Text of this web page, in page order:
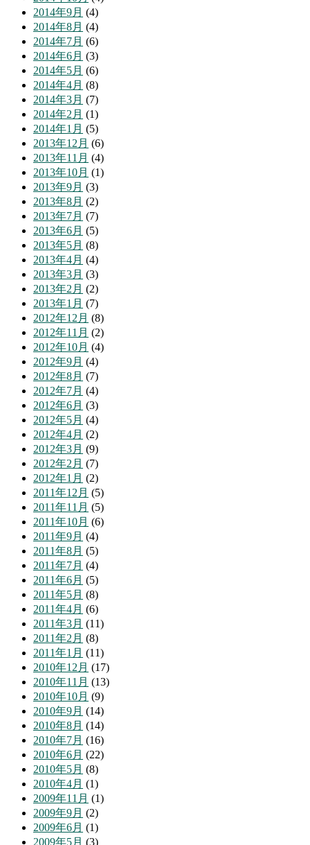
2014年9月 (4)
2014年8月 (4)
2014年7月 (6)
2014年6月 (3)
2014年5月 (6)
2014年4月 (8)
2014年3月 (7)
2014年2月 (1)
2014年1月 (5)
2013年12月 (6)
2013年11月 (4)
2013年10月 (1)
2013年9月 (3)
2013年8月 (2)
2013年7月 (7)
2013年6月 (5)
2013年5月 (8)
2013年4月 (4)
2013年3月 (3)
2013年2月 (2)
2013年1月 (7)
2012年12月 (8)
2012年11月 (2)
2012年10月 (4)
2012年9月 (4)
2012年8月 (7)
2012年7月 (4)
2012年6月 (3)
2012年5月 (4)
2012年4月 (2)
2012年3月 (9)
2012年2月 (7)
2012年1月 (2)
2011年12月 (5)
2011年11月 (5)
2011年10月 (6)
2011年9月 (4)
2011年8月 (5)
2011年7月 (4)
2011年6月 (5)
2011年5月 (8)
2011年4月 (6)
2011年3月 (11)
2011年2月 (8)
2011年1月 (11)
2010年12月 (17)
2010年11月 (13)
2010年10月 (9)
2010年9月 (14)
2010年8月 (14)
2010年7月 (16)
2010年6月 (22)
2010年5月 (8)
2010年4月 (1)
2009年11月 (1)
2009年9月 (2)
2009年6月 (1)
2009年5月 (3)